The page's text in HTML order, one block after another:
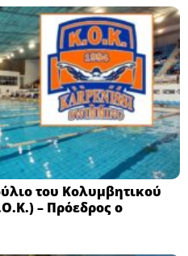
του Κολυμβητικού
– Πρόεδρος ο